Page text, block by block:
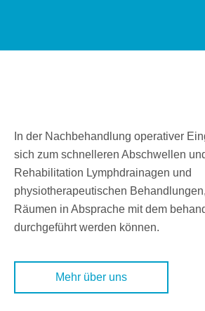
In der Nachbehandlung operativer
sich zum schnelleren Abschwellen
Rehabilitation Lymphdrainagen und
physiotherapeutischen
Räumen in Absprache mit dem
durchgeführt werden können.
Mehr über uns